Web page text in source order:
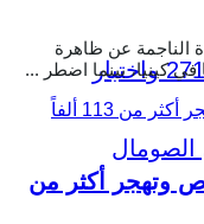
الناجمة عن ظاهرة
تقتل 10 أشخاص وتهجر أكثر من